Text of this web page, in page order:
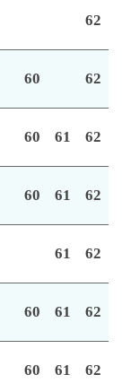
62
60 62
60 61 62
60 61 62
61 62
60 61 62
60 61 62